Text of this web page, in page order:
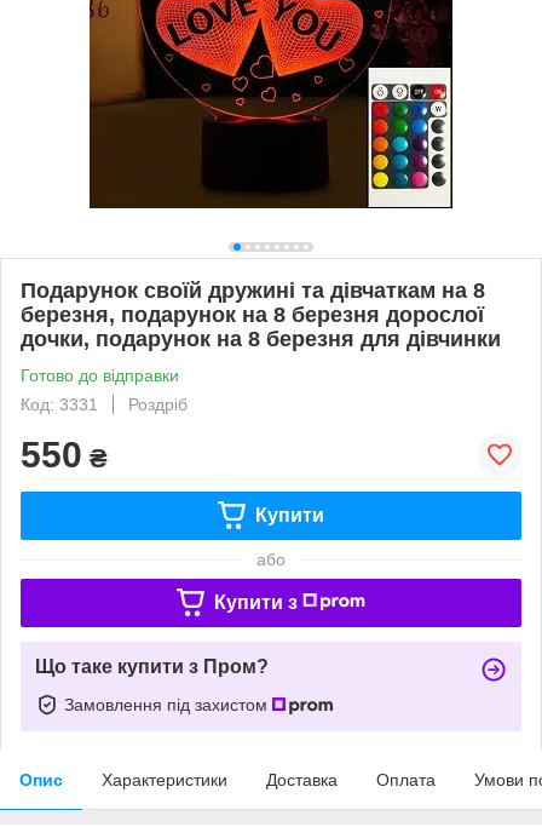
Подарунок своїй дружині та дівчаткам на 8
березня, подарунок на 8 березня дорослої
дочки, подарунок на 8 березня для дівчинки
Готово до відправки
Код: 3331
Роздріб
550 ₴
Купити
або
Купити з
Що таке купити з Пром?
Замовлення під захистом
Опис Характеристики Доставка Оплата Умови